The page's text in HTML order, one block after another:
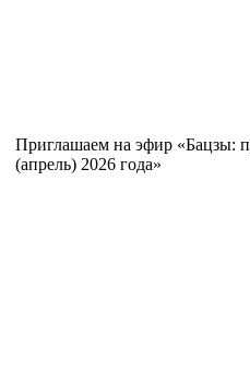
Приглашаем на эфир «Бацзы:
(апрель) 2026 года»